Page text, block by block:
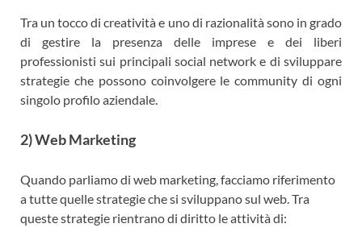
Tra un tocco di creatività e uno di razionalità sono in grado
di gestire la presenza delle imprese e dei liberi
professionisti sui principali social network e di sviluppare
strategie che possono coinvolgere le community di ogni
singolo profilo aziendale.
2) Web Marketing
Quando parliamo di web marketing, facciamo riferimento
a tutte quelle strategie che si sviluppano sul web. Tra
queste strategie rientrano di diritto le attività di: